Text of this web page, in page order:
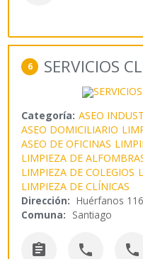
6 SERVICIOS
Categoría: ASEO
ASEO DOMICILIARIO
ASEO DE OFICINAS
LIMPIEZA DE
LIMPIEZA DE COLEGIOS
LIMPIEZA DE CLÍNICAS
Dirección: Huérfanos
Comuna: Santiago
  